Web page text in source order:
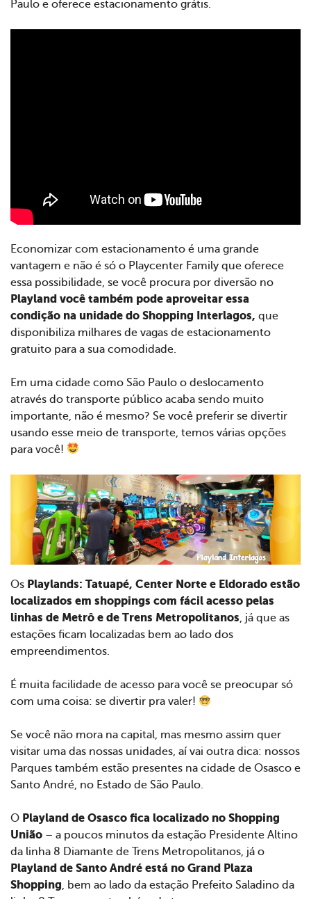
Paulo e oferece estacionamento grátis.
Economizar com estacionamento é uma grande
vantagem e não é só o Playcenter Family que oferece
essa possibilidade, se você procura por diversão no
Playland você também pode aproveitar essa
condição na unidade do Shopping Interlagos, que
disponibiliza milhares de vagas de estacionamento
gratuito para a sua comodidade.
Em uma cidade como São Paulo o deslocamento
através do transporte público acaba sendo muito
importante, não é mesmo? Se você preferir se divertir
usando esse meio de transporte, temos várias opções
para você!
Os Playlands: Tatuapé, Center Norte e Eldorado estão
localizados em shoppings com fácil acesso pelas
linhas de Metrô e de Trens Metropolitanos, já que as
estações ficam localizadas bem ao lado dos
empreendimentos.
É muita facilidade de acesso para você se preocupar só
com uma coisa: se divertir pra valer!
Se você não mora na capital, mas mesmo assim quer
visitar uma das nossas unidades, aí vai outra dica: nossos
Parques também estão presentes na cidade de Osasco e
Santo André, no Estado de São Paulo.
O Playland de Osasco fica localizado no Shopping
União – a poucos minutos da estação Presidente Altino
da linha 8 Diamante de Trens Metropolitanos, já o
Playland de Santo André está no Grand Plaza
Shopping, bem ao lado da estação Prefeito Saladino da